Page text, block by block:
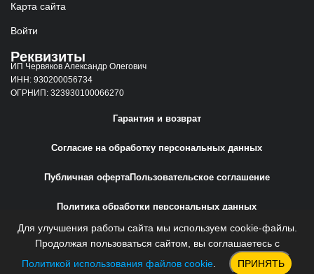
Карта сайта
Войти
Реквизиты
ИП Червяков Александр Олегович
ИНН: 930200056734
ОГРНИП: 323930100066270
Гарантия и возврат
Согласие на обработку персональных данных
Публичная офертаПользовательское соглашение
Политика обработки персональных данных
Сайт создан Web-Creative.Studio
Для улучшения работы сайта мы используем cookie-файлы.
Продолжая пользоваться сайтом, вы соглашаетесь с
Политикой использования файлов cookie. ПРИНЯТЬ